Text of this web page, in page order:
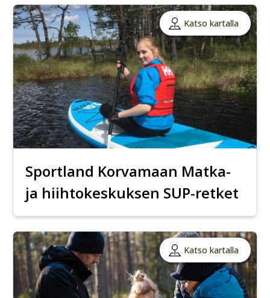
Katso kartalla
Sportland Korvamaan Matka-
ja hiihtokeskuksen SUP-retket
Katso kartalla